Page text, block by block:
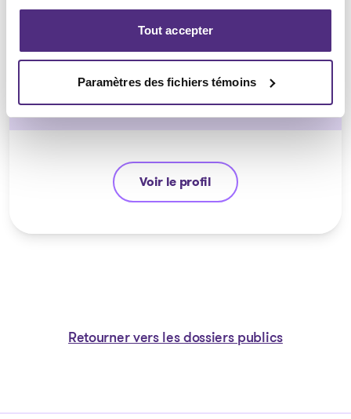
Tout accepter
Paramètres des fichiers témoins
Étienne Fiset
CPA, PAIR, SAI
Voir le profil
Étienne Fiset
Retourner vers les dossiers publics